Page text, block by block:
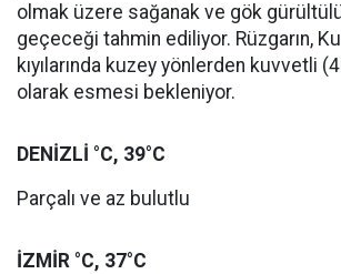
olmak üzere sağanak ve gök gürültülü
geçeceği tahmin ediliyor. Rüzgarın,
kıyılarında kuzey yönlerden kuvvetli
olarak esmesi bekleniyor.
DENİZLİ °C, 39°C
Parçalı ve az bulutlu
İZMİR °C, 37°C